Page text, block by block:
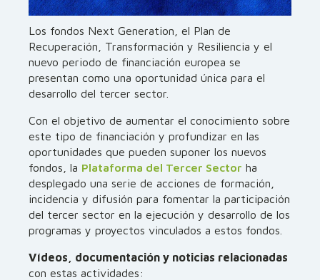
Los fondos Next Generation, el Plan de
Recuperación, Transformación y Resiliencia y el
nuevo periodo de financiación europea se
presentan como una oportunidad única para el
desarrollo del tercer sector.
Con el objetivo de aumentar el conocimiento sobre
este tipo de financiación y profundizar en las
oportunidades que pueden suponer los nuevos
fondos, la Plataforma del Tercer Sector ha
desplegado una serie de acciones de formación,
incidencia y difusión para fomentar la participación
del tercer sector en la ejecución y desarrollo de los
programas y proyectos vinculados a estos fondos.
Vídeos, documentación y noticias relacionadas
con estas actividades: